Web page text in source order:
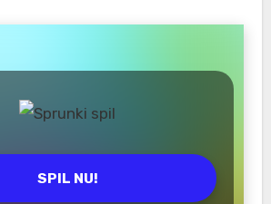
SPIL NU!